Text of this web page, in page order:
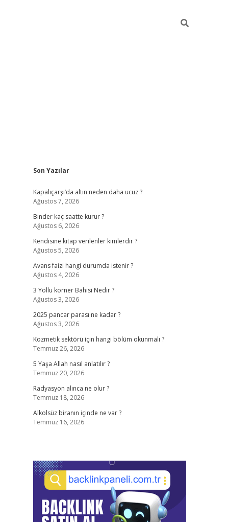
Sidebar
Son Yazılar
Kapalıçarşı’da altın neden daha ucuz ?
Ağustos 7, 2026
Binder kaç saatte kurur ?
Ağustos 6, 2026
Kendisine kitap verilenler kimlerdir ?
Ağustos 5, 2026
Avans faizi hangi durumda istenir ?
Ağustos 4, 2026
3 Yollu korner Bahisi Nedir ?
Ağustos 3, 2026
2025 pancar parası ne kadar ?
Ağustos 3, 2026
Kozmetik sektörü için hangi bölüm okunmalı ?
Temmuz 26, 2026
5 Yaşa Allah nasıl anlatılır ?
Temmuz 20, 2026
Radyasyon alınca ne olur ?
Temmuz 18, 2026
Alkolsüz biranın içinde ne var ?
Temmuz 16, 2026
ilbet güncel giriş adresi